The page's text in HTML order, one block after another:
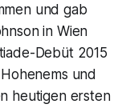
und gab
in Wien
Debüt 2015
und
heutigen ersten